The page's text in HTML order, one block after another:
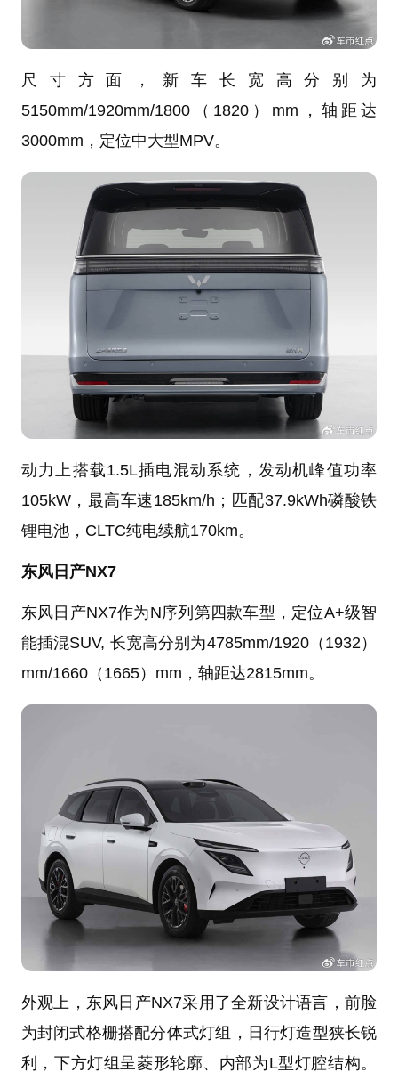
尺寸方面，新车长宽高分别为
5150mm/1920mm/1800（1820）mm，轴距达
3000mm，定位中大型MPV。
动力上搭载1.5L插电混动系统，发动机峰值功率
105kW，最高车速185km/h；匹配37.9kWh磷酸铁
锂电池，CLTC纯电续航170km。
东风日产NX7
东风日产NX7作为N序列第四款车型，定位A+级智
能插混SUV, 长宽高分别为4785mm/1920（1932）
mm/1660（1665）mm，轴距达2815mm。
外观上，东风日产NX7采用了全新设计语言，前脸
为封闭式格栅搭配分体式灯组，日行灯造型狭长锐
利，下方灯组呈菱形轮廓、内部为L型灯腔结构。